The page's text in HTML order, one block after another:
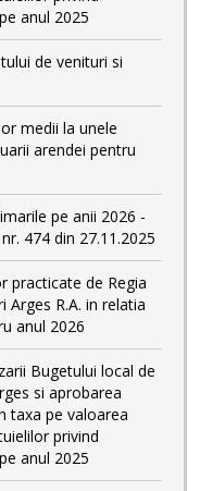
anul 2025
de venituri si
medii la unele
arendei pentru
pe anii 2026 -
474 din 27.11.2025
practicate de Regia
R.A. in relatia
anul 2026
Bugetului local de
si aprobarea
taxa pe valoarea
privind
anul 2025